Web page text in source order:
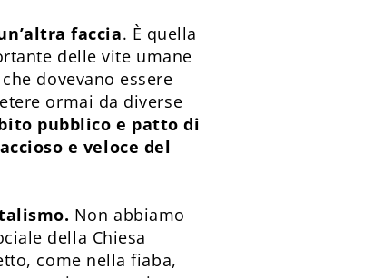
faccia. È quella
delle vite umane
dovevano essere
ormai da diverse
pubblico e patto di
e veloce del
Non abbiamo
della Chiesa
come nella fiaba,